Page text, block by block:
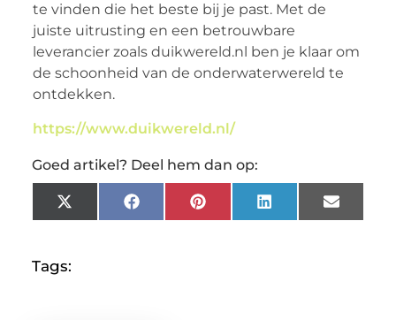
te vinden die het beste bij je past. Met de
juiste uitrusting en een betrouwbare
leverancier zoals duikwereld.nl ben je klaar om
de schoonheid van de onderwaterwereld te
ontdekken.
https://www.duikwereld.nl/
Goed artikel? Deel hem dan op:
X
(Twitter)
FacebookPinterestLinkedInEmail
Tags: